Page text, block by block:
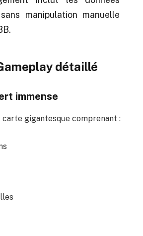
manipulation manuelle
détaillé
immense
carte gigantesque comprenant :